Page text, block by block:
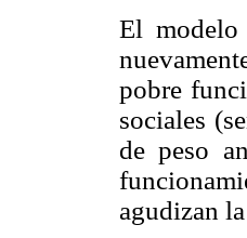
El modelo
pobre
sociales
de peso
agudizan